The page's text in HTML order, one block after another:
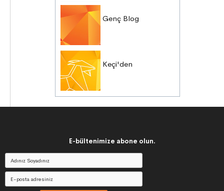
Genç Blog
Keçi'den
E-bültenimize abone olun.